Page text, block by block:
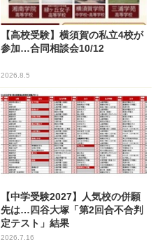
【高校受験】横須賀の私立4校が
参加…合同相談会10/12
2026.8.5
【中学受験2027】人気校の併願
先は…四谷大塚「第2回合不合判
定テスト」結果
2026.7.16